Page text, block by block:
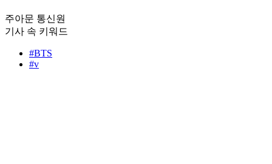
주아문 통신원
기사 속 키워드
#BTS
#v